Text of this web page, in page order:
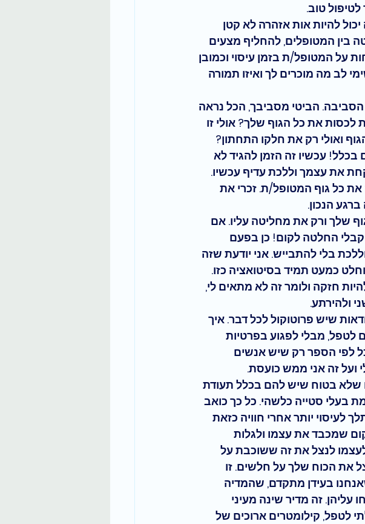
טוב.
להיות אות אזהרה לא קטן
בין המטופלים, להחליף מצעים
על המטופל/ת בזמן עיסוי וכמובן
לב מה מוכרים לך ואיזו תמורה
הביטי מסביבך, הכל נראה
את כל הגוף שלך? אולי זו
ואולי רק את חלקו התחתון?
עכשיו זה הזמן להגיד לא
את עצמך וללכת עדיף עכשיו.
כל גוף המטופל/ת. זכרי את
הנכון.
שלך ורק את מחליטה עליו. אם
קבלי החלטה לקום! כן בפעם
בלי להתבייש. אני יודעת שזה
כמעט תמיד בסיטואציה כזו.
חזקה ולומר זה לא מתאים לי,
ולהירתע.
שיש פרוטוקול לכל דבר. איך
מבלי לפגוע בפרטיות
לפי הספר רק שיש אנשים
ועל זה אני ממש כועסת.
שלא בטוח שיש להם בכלל תעודת
בעלי סטייה כלשהי. כל כך כואב
יותר אחרי חוויה כזאת
שמכבד את עצמו ולגלות
לנצל את זה ששוכבת על
את הכוח שלך על חלשים. זו
בעידן מתקדם, שהמדיה
עליהן. זה מדיר שינה מעיני
לטפל, קילומטרים ארוכים של